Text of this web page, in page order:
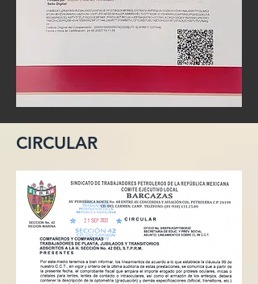
CIRCULAR